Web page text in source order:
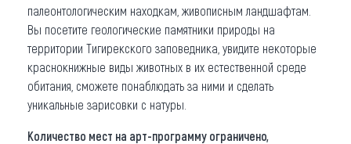
палеонтологическим находкам, живописным ландшафтам.
Вы посетите геологические памятники природы на
территории Тигирекского заповедника, увидите некоторые
краснокнижные виды животных в их естественной среде
обитания, сможете понаблюдать за ними и сделать
уникальные зарисовки с натуры.
Количество мест на арт-программу ограничено,